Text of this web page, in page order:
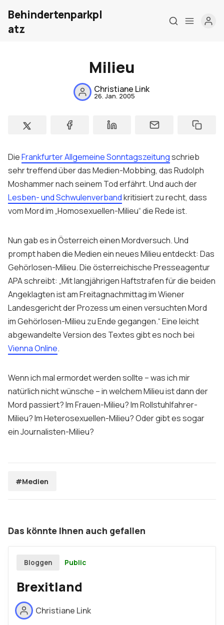
Meine Firma
Kontakt
Sign up
Behindertenparkpl
atz
Milieu
Christiane Link
26. Jan. 2005
DieFrankfurter Allgemeine Sonntagszeitungschrieb
sehr treffend über das Medien-Mobbing, das Rudolph
Moshammer nach seinem Tod erfährt. Und auch der
Lesben- und Schwulenverbandkritisiert zu recht, dass
vom Mord im „Homosexuellen-Milieu“ die Rede ist.
Nun gab es in Österreich einen Mordversuch. Und
prompt haben die Medien ein neues Milieu entdeckt: Das
Gehörlosen-Milieu. Die österreichische Presseagentur
APA schreibt: „Mit langjährigen Haftstrafen für die beiden
Angeklagten ist am Freitagnachmittag im Wiener
Landesgericht der Prozess um einen versuchten Mord
im Gehörlosen-Milieu zu Ende gegangen.“ Eine leicht
abgewandelte Version des Textes gibt es noch bei
Vienna Online.
Wenn ich mal ermordet werden sollte – was ich mir
natürlich nicht wünsche – in welchem Milieu ist dann der
Mord passiert? Im Frauen-Milieu? Im Rollstuhlfahrer-
Milieu? Im Heterosexuellen-Milieu? Oder gibt es sogar
ein Journalisten-Milieu?
#Medien
Das könnte Ihnen auch gefallen
Bloggen Public
Brexitland
Christiane Link